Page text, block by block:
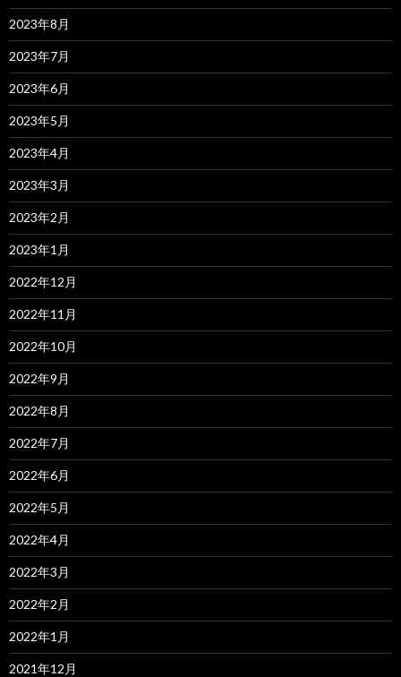
2023年8月
2023年7月
2023年6月
2023年5月
2023年4月
2023年3月
2023年2月
2023年1月
2022年12月
2022年11月
2022年10月
2022年9月
2022年8月
2022年7月
2022年6月
2022年5月
2022年4月
2022年3月
2022年2月
2022年1月
2021年12月